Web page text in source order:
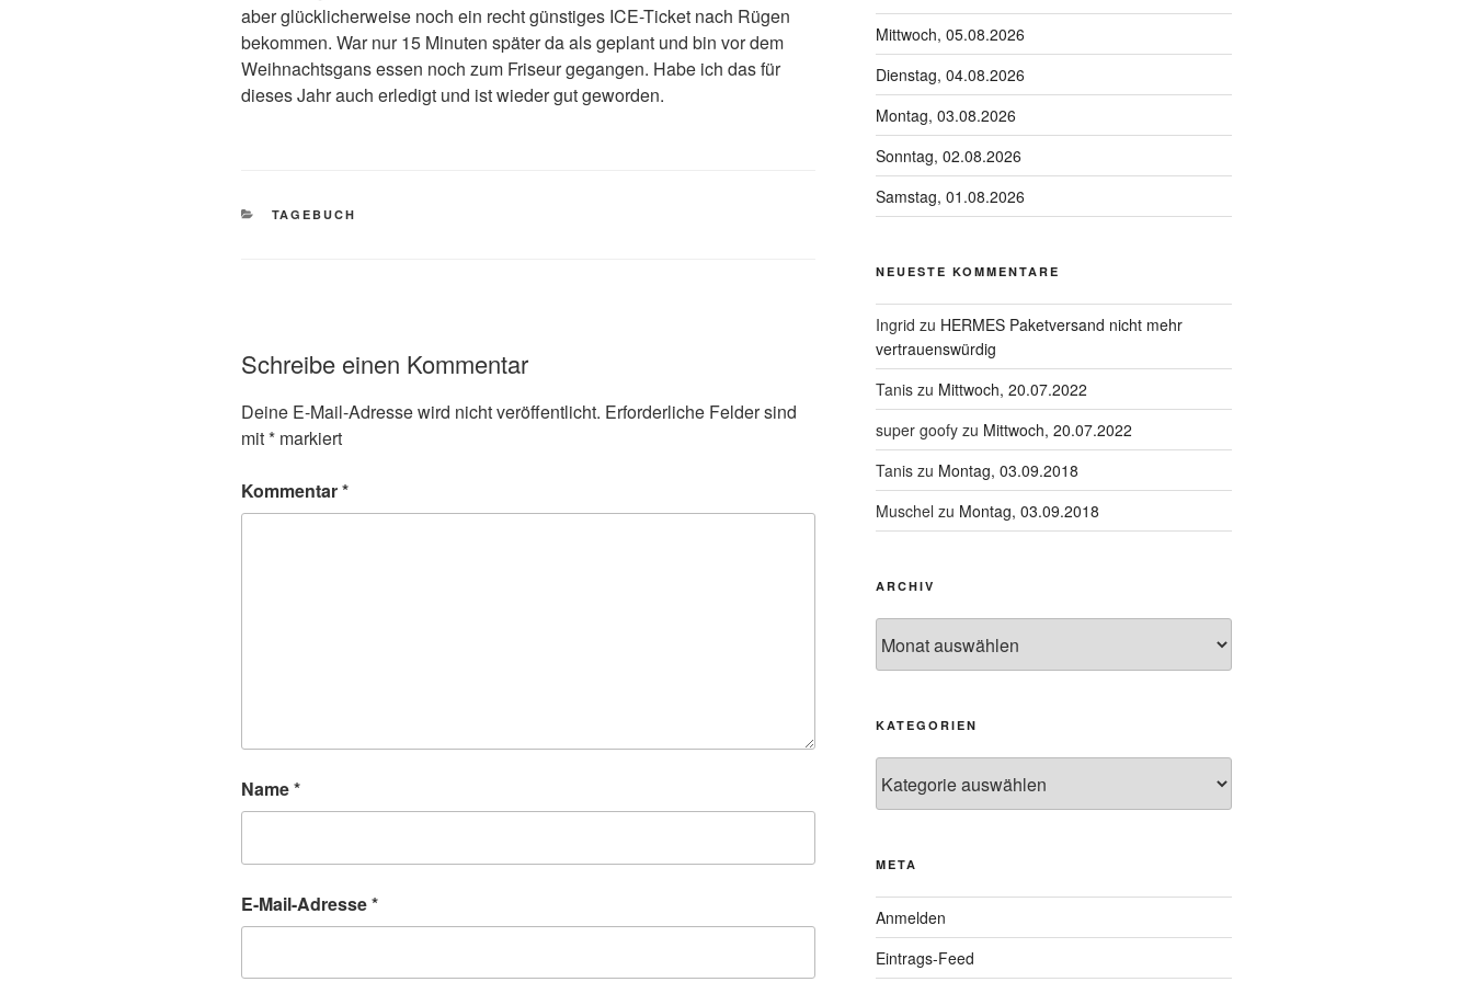
aber glücklicherweise noch ein recht günstiges ICE-Ticket nach Rügen
bekommen. War nur 15 Minuten später da als geplant und bin vor dem
Weihnachtsgans essen noch zum Friseur gegangen. Habe ich das für
dieses Jahr auch erledigt und ist wieder gut geworden.
KATEGORIEN
TAGEBUCH
Schreibe einen Kommentar
Deine E-Mail-Adresse wird nicht veröffentlicht. Erforderliche Felder sind
mit* markiert
Kommentar*
Name*
E-Mail-Adresse*
Mittwoch, 05.08.2026
Dienstag, 04.08.2026
Montag, 03.08.2026
Sonntag, 02.08.2026
Samstag, 01.08.2026
NEUESTE KOMMENTARE
Ingrid zu HERMES Paketversand nicht mehr
vertrauenswürdig
Taniszu Mittwoch, 20.07.2022
super goofyzu Mittwoch, 20.07.2022
Taniszu Montag, 03.09.2018
Muschel zu Montag, 03.09.2018
ARCHIV
KATEGORIEN
META
Anmelden
Eintrags-Feed